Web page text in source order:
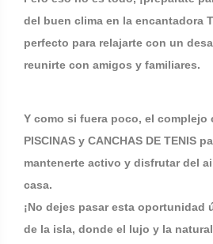
del buen clima en la encantadora
perfecto para relajarte con un
reunirte con amigos y familiares.
Y como si fuera poco, el complejo
PISCINAS y CANCHAS DE TENIS
mantenerte activo y disfrutar del
casa.
¡No dejes pasar esta oportunidad
de la isla, donde el lujo y la